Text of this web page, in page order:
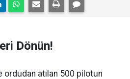
Dönün!
ordudan atılan 500 pilotun